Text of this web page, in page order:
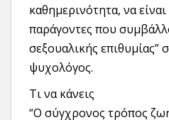
καθημερινότητα, να
παράγοντες που
σεξουαλικής επιθυμίας”
ψυχολόγος.
Τι να κάνεις
“Ο σύγχρονος τρόπος